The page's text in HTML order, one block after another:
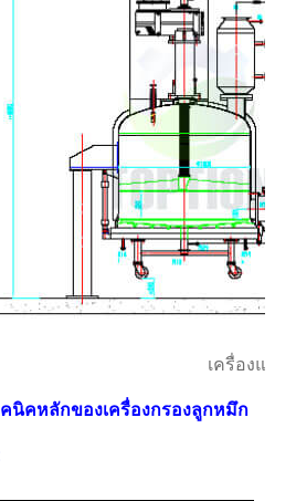
เครื่องแห้ง
นิคหลักของเครื่องกรองลูกหมึก